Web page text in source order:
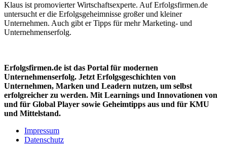
Klaus ist promovierter Wirtschaftsexperte. Auf Erfolgsfirmen.de
untersucht er die Erfolgsgeheimnisse großer und kleiner
Unternehmen. Auch gibt er Tipps für mehr Marketing- und
Unternehmenserfolg.
Erfolgsfirmen.de ist das Portal für modernen
Unternehmenserfolg. Jetzt Erfolgsgeschichten von
Unternehmen, Marken und Leadern nutzen, um selbst
erfolgreicher zu werden. Mit Learnings und Innovationen von
und für Global Player sowie Geheimtipps aus und für KMU
und Mittelstand.
Impressum
Datenschutz